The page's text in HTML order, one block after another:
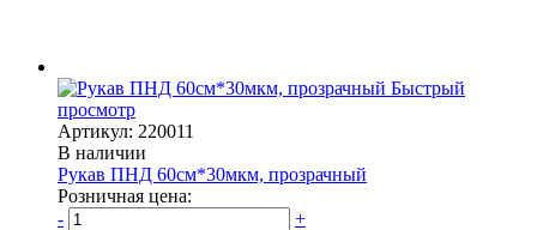
Быстрый
просмотр
Артикул: 220011
В наличии
Рукав ПНД 60см*30мкм, прозрачный
Розничная цена:
-
+